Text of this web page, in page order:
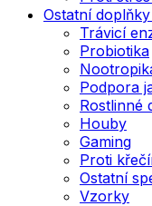
Ostatní
Trávicí
Probiotika
Podpora
Rostlinné
Houby
Gaming
Proti
Ostatní
Vzorky